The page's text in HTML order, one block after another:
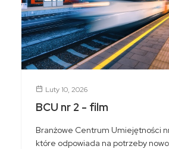
Luty 10, 2026
BCU nr 2 - film
Branżowe Centrum Umiejętności
które odpowiada na potrzeby